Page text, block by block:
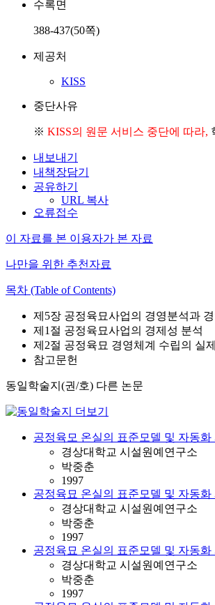
수록면
388-437(50쪽)
제공처
KISS
중단사유
※ KISS의 원문 서비스 중단에 따라,
내보내기
내책장담기
공유하기
URL 복사
오류접수
이 자료를 본 이용자가 본 자료
나만을 위한 추천자료
목차 (Table of Contents)
제5장 공정육묘사업의 경영분석과
제1절 공정육묘사업의 경제성 분석
제2절 공정육묘 경영체계 수립의 실제
참고문헌
동일학술지(권/호) 다른 논문
공정육모 온실의 표준모델 및 자동
경상대학교 시설원예연구소
박중춘
1997
공정육묘 온실의 표준모델 및 자동
경상대학교 시설원예연구소
박중춘
1997
공정육묘 온실의 표준모델 및 자동
경상대학교 시설원예연구소
박중춘
1997